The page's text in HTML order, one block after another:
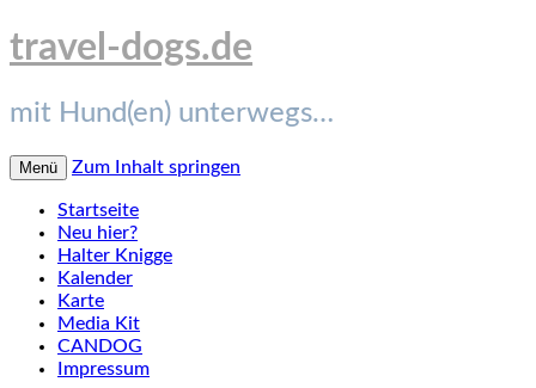
travel-dogs.de
mit Hund(en) unterwegs…
Menü Zum Inhalt springen
Startseite
Neu hier?
Halter Knigge
Kalender
Karte
Media Kit
CANDOG
Impressum